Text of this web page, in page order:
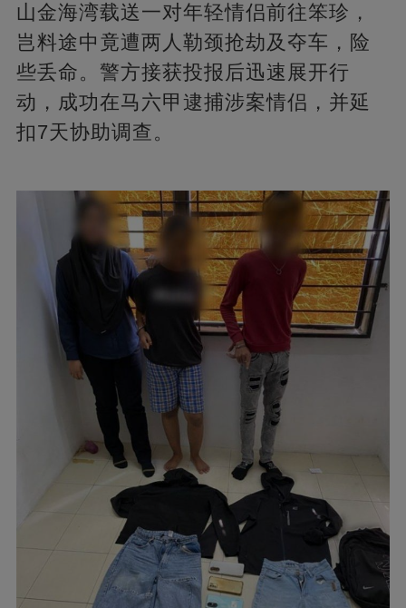
山金海湾载送一对年轻情侣前往笨珍，
岂料途中竟遭两人勒颈抢劫及夺车，险
些丢命。警方接获投报后迅速展开行
动，成功在马六甲逮捕涉案情侣，并延
扣7天协助调查。